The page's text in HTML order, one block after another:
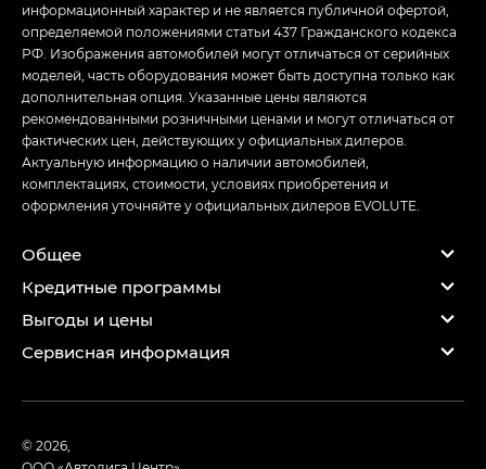
информационный характер и не является публичной офертой,
определяемой положениями статьи 437 Гражданского кодекса
РФ. Изображения автомобилей могут отличаться от серийных
моделей, часть оборудования может быть доступна только как
дополнительная опция. Указанные цены являются
рекомендованными розничными ценами и могут отличаться от
фактических цен, действующих у официальных дилеров.
Актуальную информацию о наличии автомобилей,
комплектациях, стоимости, условиях приобретения и
оформления уточняйте у официальных дилеров EVOLUTE.
Общее
Кредитные программы
Выгоды и цены
Сервисная информация
© 2026,